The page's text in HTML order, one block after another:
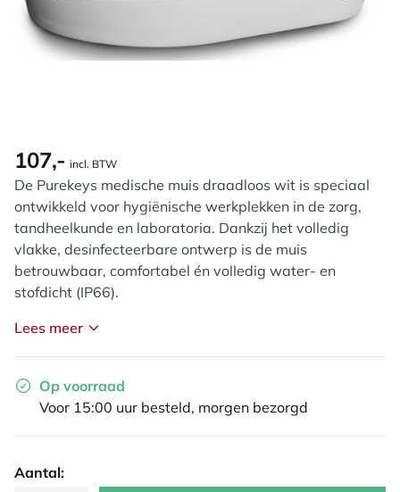
107,- incl. BTW
De Purekeys medische muis draadloos wit is speciaal
ontwikkeld voor hygiënische werkplekken in de zorg,
tandheelkunde en laboratoria. Dankzij het volledig
vlakke, desinfecteerbare ontwerp is de muis
betrouwbaar, comfortabel én volledig water- en
stofdicht (IP66).
Lees meer
Op voorraad
Voor 15:00 uur besteld, morgen bezorgd
Aantal: